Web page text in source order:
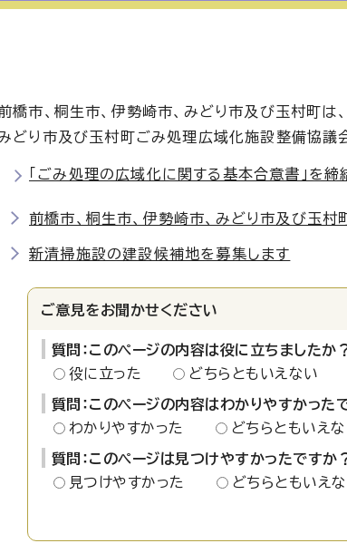
橋市、桐生市、伊勢崎市、みどり市及び玉村町は
どり市及び玉村町ごみ処理広域化施設整備協議会
「ごみ処理の広域化に関する基本合意書」を締
前橋市、桐生市、伊勢崎市、みどり市及び玉
新清掃施設の建設候補地を募集します
ご意見をお聞かせください
質問：このページの内容は役に立ちましたか
役に立った
どちらともいえない
質問：このページの内容はわかりやすかった
わかりやすかった
どちらともいえ
質問：このページは見つけやすかったですか
見つけやすかった
どちらともいえ